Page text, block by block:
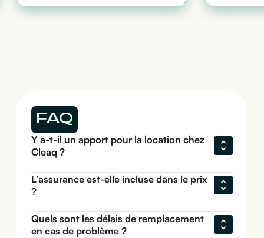
FAQ
Y a-t-il un apport pour la location chez
Cleaq ?
L’assurance est-elle incluse dans le prix
?
Quels sont les délais de remplacement
en cas de problème ?